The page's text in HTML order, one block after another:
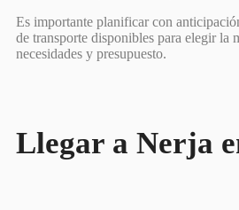
Es importante planificar con
de transporte disponibles para elegir la
necesidades y presupuesto.
Llegar a Nerja